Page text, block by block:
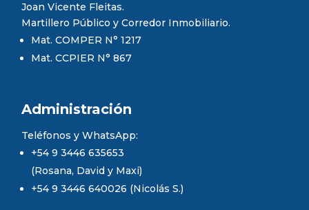
Joan Vicente Fleitas.
Martillero Público y Corredor Inmobiliario.
Mat. COMPER N° 1217
Mat. CCPIER N° 867
Administración
Teléfonos y WhatsApp:
+54 9 3446 635653
(Rosana, David y Maxi)
+54 9 3446 640026 (Nicolás S.)